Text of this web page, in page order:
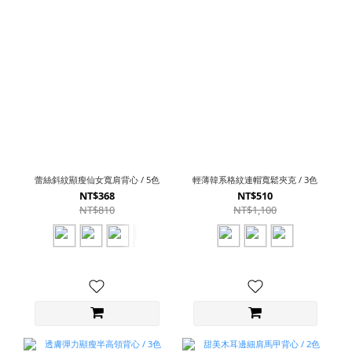
蕾絲斜紋顯瘦仙女寬肩背心 / 5色
NT$368
NT$810
輕薄韓系格紋連帽寬鬆夾克 / 3色
NT$510
NT$1,100